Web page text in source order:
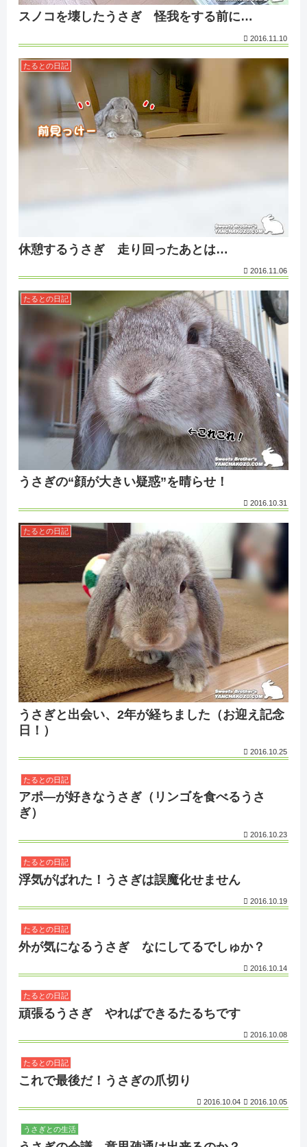
スノコを壊したうさぎ 怪我をする前に…
2016.11.10
たるとの日記
休憩するうさぎ 走り回ったあとは…
2016.11.06
たるとの日記
うさぎの“顔が大きい疑惑”を晴らせ！
2016.10.31
たるとの日記
うさぎと出会い、2年が経ちました（お迎え記念
日！）
2016.10.25
たるとの日記
アポ―が好きなうさぎ（リンゴを食べるうさ
ぎ）
2016.10.23
たるとの日記
浮気がばれた！うさぎは誤魔化せません
2016.10.19
たるとの日記
外が気になるうさぎ なにしてるでしゅか？
2016.10.14
たるとの日記
頑張るうさぎ やればできるたるちです
2016.10.08
たるとの日記
これで最後だ！うさぎの爪切り
2016.10.04 2016.10.05
うさぎとの生活